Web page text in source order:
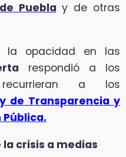
Puebla y de otras
la opacidad en las
respondió a los
a los
de Transparencia y
crisis a medias